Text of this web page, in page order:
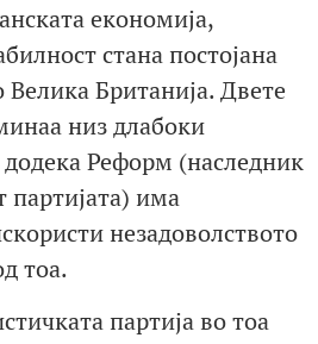
економија,
стана постојана
Велика Британија. Двете
низ длабоки
Реформ (наследник
има
незадоволството
тоа.
партија во тоа